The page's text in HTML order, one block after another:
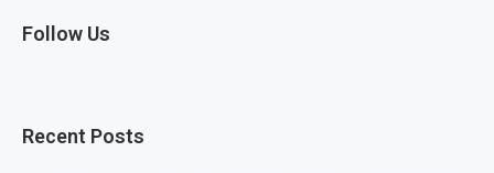
Follow Us
Recent Posts